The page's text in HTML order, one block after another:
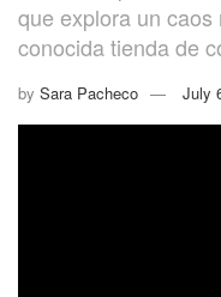
que explora un
conocida tienda de
by Sara Pacheco July